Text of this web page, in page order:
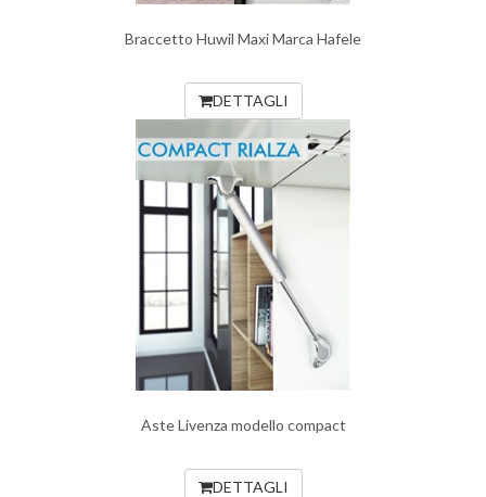
Braccetto Huwil Maxi Marca Hafele
DETTAGLI
Aste Livenza modello compact
DETTAGLI